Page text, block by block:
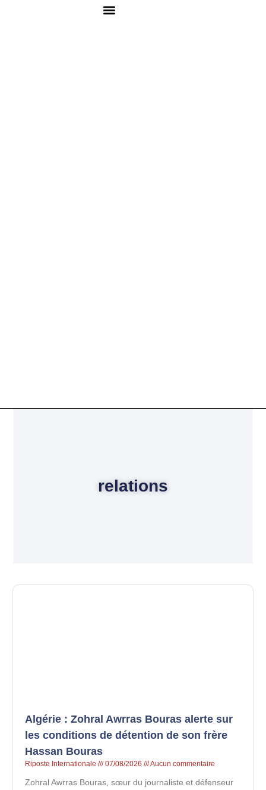
relations
Algérie : Zohral Awrras Bouras alerte sur
les conditions de détention de son frère
Hassan Bouras
Riposte Internationale 07/08/2026 Aucun commentaire
Zohral Awrras Bouras, sœur du journaliste et défenseur